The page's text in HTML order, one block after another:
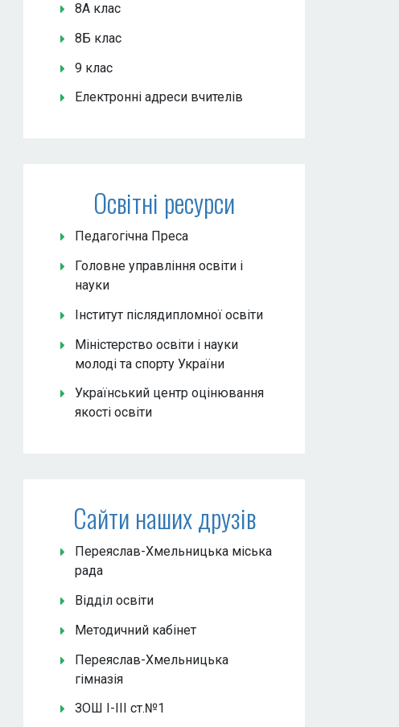
8А клас
8Б клас
9 клас
Електронні адреси вчителів
Освітні ресурси
Педагогічна Преса
Головне управління освіти і
науки
Інститут післядипломної освіти
Міністерство освіти і науки
молоді та спорту України
Український центр оцінювання
якості освіти
Сайти наших друзів
Переяслав-Хмельницька міська
рада
Відділ освіти
Методичний кабінет
Переяслав-Хмельницька
гімназія
ЗОШ І-ІІІ ст.№1